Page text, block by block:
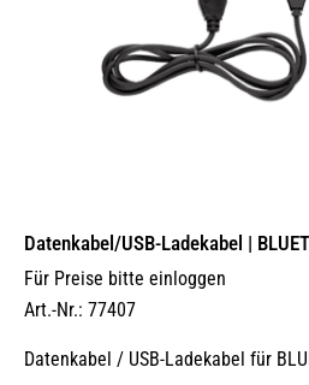
Datenkabel/USB-Ladekabel |
Für Preise bitte einloggen
Art.-Nr.: 77407
Datenkabel / USB-Ladekabel für